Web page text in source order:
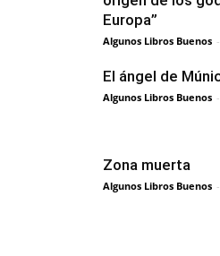
Europa”
Algunos Libros Buenos -
El ángel de
Algunos Libros Buenos -
Zona muerta
Algunos Libros Buenos -